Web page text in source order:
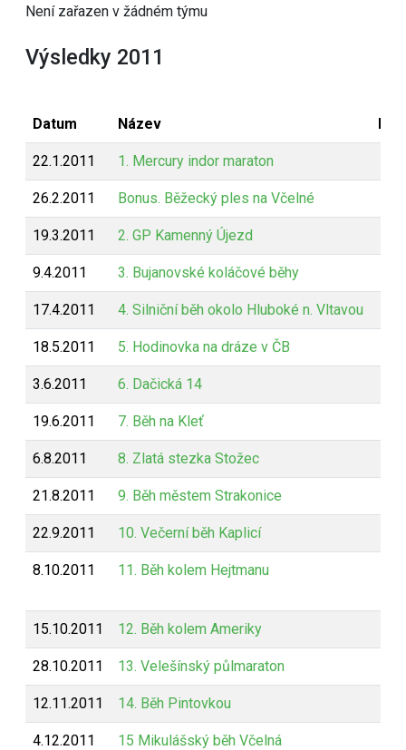
Není zařazen v žádném týmu
Výsledky 2011
Datum Název
22.1.2011 1. Mercury indor maraton
26.2.2011 Bonus. Běžecký ples na Včelné
19.3.2011 2. GP Kamenný Újezd
9.4.2011 3. Bujanovské koláčové běhy
17.4.2011 4. Silniční běh okolo Hluboké n. Vltavou
18.5.2011 5. Hodinovka na dráze v ČB
3.6.2011 6. Dačická 14
19.6.2011 7. Běh na Kleť
6.8.2011 8. Zlatá stezka Stožec
21.8.2011 9. Běh městem Strakonice
22.9.2011 10. Večerní běh Kaplicí
8.10.2011 11. Běh kolem Hejtmanu
15.10.2011 12. Běh kolem Ameriky
28.10.2011 13. Velešínský půlmaraton
12.11.2011 14. Běh Pintovkou
4.12.2011 15 Mikulášský běh Včelná